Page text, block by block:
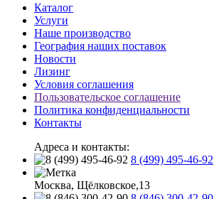
Каталог
Услуги
Наше производство
География наших поставок
Новости
Лизинг
Условия соглашения
Пользовательское соглашение
Политика конфиденциальности
Контакты
Адреса и контакты:
8 (499) 495-46-92
Москва, Щёлковское,13